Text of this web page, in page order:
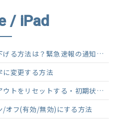
/ iPad
【iPhone】 緊急速報の音量を下げる方法は？緊急速報の通知をオフにする方法
に変更する方法
【iPhone】 ホーム画面のレイアウトをリセットする・初期状態に戻す方法
/オフ(有効/無効)にする方法